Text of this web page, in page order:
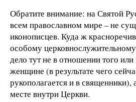
Обратите внимание: на Святой
всем православном мире – не
иконописцев. Куда ж
особому
дело тут не в отношении того
женщине (в результате чего
рукополагается и в священники),
месте внутри Церкви.